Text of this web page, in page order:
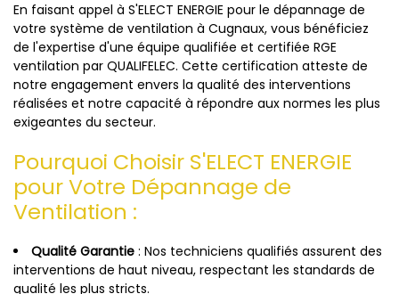
En faisant appel à S'ELECT ENERGIE pour le dépannage de
votre système de ventilation à Cugnaux, vous bénéficiez
de l'expertise d'une équipe qualifiée et certifiée RGE
ventilation par QUALIFELEC. Cette certification atteste de
notre engagement envers la qualité des interventions
réalisées et notre capacité à répondre aux normes les plus
exigeantes du secteur.
Pourquoi Choisir S'ELECT ENERGIE
pour Votre Dépannage de
Ventilation :
Qualité Garantie : Nos techniciens qualifiés assurent des
interventions de haut niveau, respectant les standards de
qualité les plus stricts.